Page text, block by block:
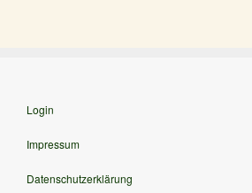
Login
Impressum
Datenschutzerklärung